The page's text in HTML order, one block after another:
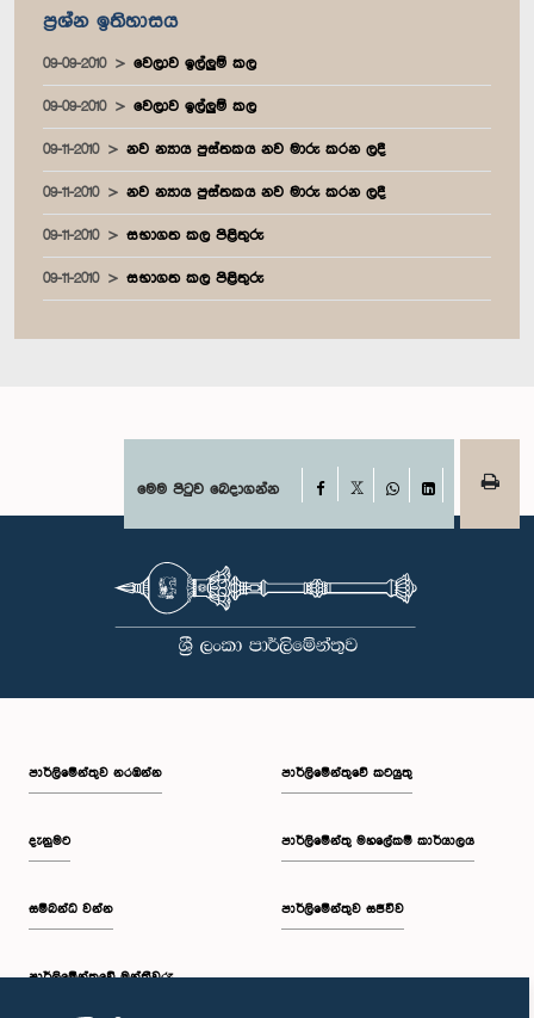
ප්‍රශ්න ඉතිහාසය
09-09-2010 වෙලාව ඉල්ලුම් කල
09-09-2010 වෙලාව ඉල්ලුම් කල
09-11-2010 නව න්‍යාය පුස්තකය නව මාරු කරන ලදී
09-11-2010 නව න්‍යාය පුස්තකය නව මාරු කරන ලදී
09-11-2010 සභාගත කල පිළිතුරු
09-11-2010 සභාගත කල පිළිතුරු
මෙම පිටුව බෙදාගන්න Facebook
WhatsAppLinkedIn
පාර්ලි‌මේන්තුව නරඹන්න
දැනුමට
සම්බන්ධ වන්න
පාර්ලි‌මේන්තුවේ මන්ත්‍රීවරු
පාර්ලිමේන්තුවේ කටයුතු
පාර්ලිමේන්තු මහලේකම් කාර්යාලය
පාර්ලිමේන්තුව සජීවීව